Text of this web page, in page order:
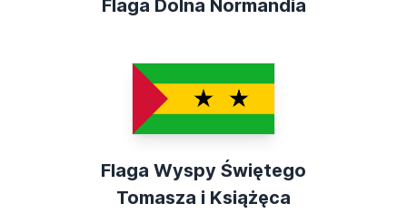
Flaga Dolna Normandia
Flaga Wyspy Świętego
Tomasza i Książęca